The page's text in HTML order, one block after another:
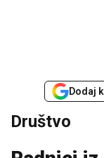
Dodaj
Društvo